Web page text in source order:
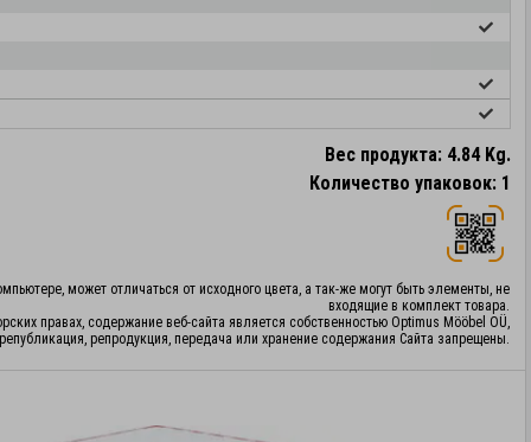
Вес продукта: 4.84 Kg.
Количество упаковок: 1
может отличаться от исходного цвета, а так-же могут быть элементы, не
входящие в комплект товара.
правах, содержание веб-сайта является собственностью Optimus Mööbel OÜ,
репродукция, передача или хранение содержания Сайта запрещены.